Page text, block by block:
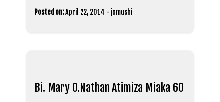
Posted on:April 22, 2014 - jomushi
Bi. Mary O.Nathan Atimiza Miaka 60